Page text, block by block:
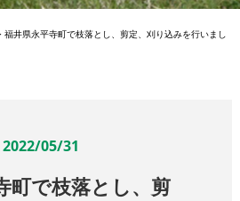
福井県永平寺町で枝落とし、剪定、刈り込みを行いまし
2022/05/31
町で枝落とし、剪